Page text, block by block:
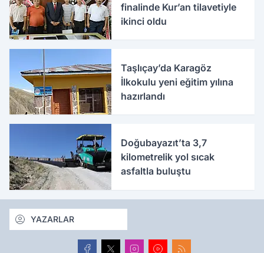
finalinde Kur’an tilavetiyle
ikinci oldu
Taşlıçay’da Karagöz
İlkokulu yeni eğitim yılına
hazırlandı
Doğubayazıt’ta 3,7
kilometrelik yol sıcak
asfaltla buluştu
YAZARLAR